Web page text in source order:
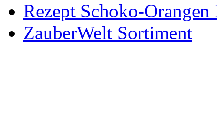
Rezept Schoko-
ZauberWelt Sortiment